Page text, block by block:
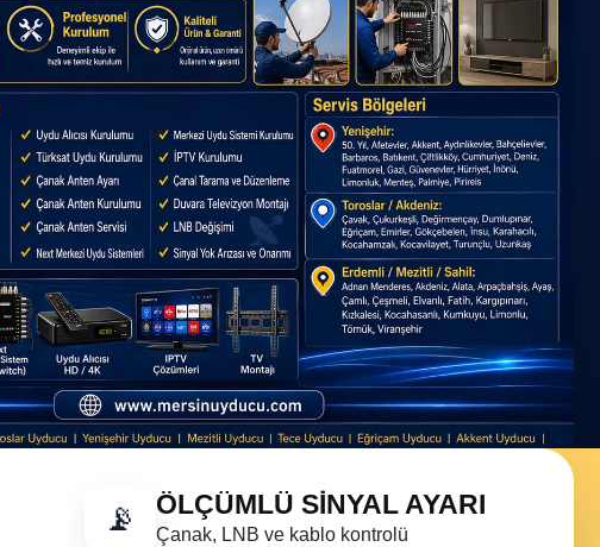
📡 ÖLÇÜMLÜ SINYAL AYARI
Çanak, LNB ve kablo kontrolü